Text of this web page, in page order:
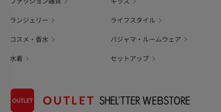
ランジェリー ライフスタイル
コスメ・香水 パジャマ・ルームウェア
水着 セットアップ